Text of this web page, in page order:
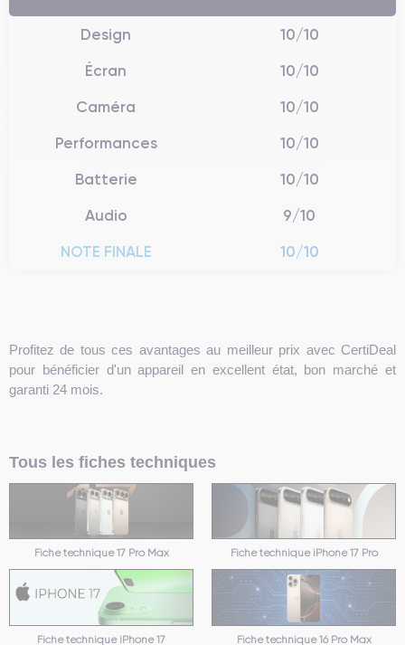
Design
10/10
Écran
10/10
Caméra
10/10
Performances
10/10
Batterie
10/10
Audio
9/10
NOTE FINALE
10/10
Profitez de tous ces avantages au meilleur prix avec CertiDeal
pour bénéficier d'un appareil en excellent état, bon marché et
garanti 24 mois.
Tous les fiches techniques
Fiche technique 17 Pro Max Fiche technique iPhone 17 Pro
Fiche technique iPhone 17 Fiche technique 16 Pro Max